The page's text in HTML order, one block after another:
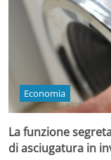
Economia
La funzione
di asciugatura in